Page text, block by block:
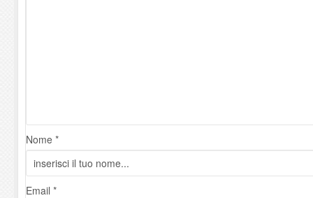
Nome *
Email *